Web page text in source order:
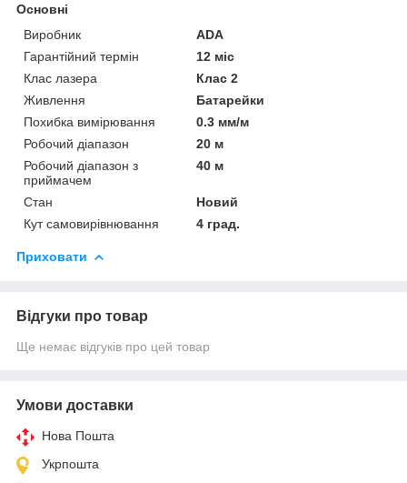
Основні
Виробник
ADA
Гарантійний термін
12 міс
Клас лазера
Клас 2
Живлення
Батарейки
Похибка вимірювання
0.3 мм/м
Робочий діапазон
20 м
Робочий діапазон з
приймачем
40 м
Стан
Новий
Кут самовирівнювання
4 град.
Приховати
Відгуки про товар
Ще немає відгуків про цей товар
Умови доставки
Нова Пошта
Укрпошта